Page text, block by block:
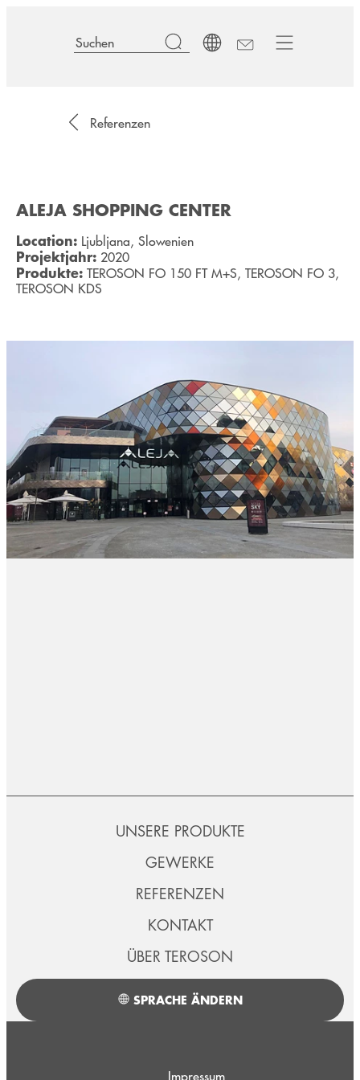
Referenzen
ALEJA SHOPPING CENTER
Location: Ljubljana, Slowenien
Projektjahr: 2020
Produkte: TEROSON FO 150 FT M+S, TEROSON FO 3,
TEROSON KDS
UNSERE PRODUKTE
GEWERKE
REFERENZEN
KONTAKT
ÜBER TEROSON
SPRACHE ÄNDERN
Impressum